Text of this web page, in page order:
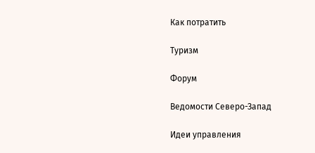
Как потратить
Туризм
Форум
Ведомости Северо-Запад
Идеи управления